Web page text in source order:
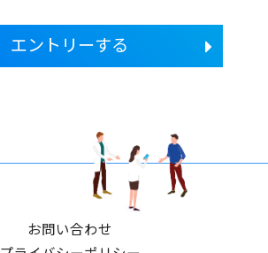
エントリーする
お問い合わせ